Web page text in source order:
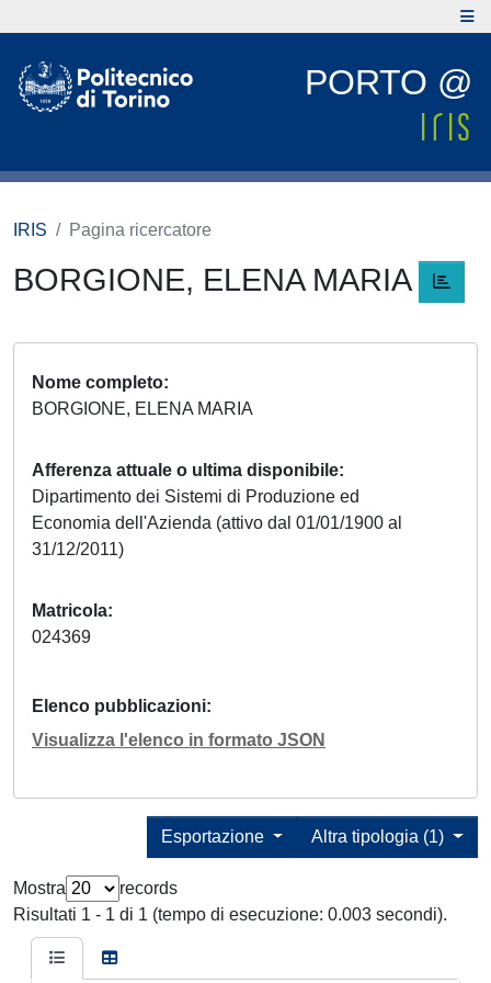
PORTO @
IRIS Pagina ricercatore
BORGIONE, ELENA MARIA
Nome completo
BORGIONE, ELENA MARIA
Afferenza attuale o ultima disponibile
Dipartimento dei Sistemi di Produzione ed
Economia dell'Azienda (attivo dal 01/01/1900 al
31/12/2011)
Matricola
024369
Elenco pubblicazioni
Visualizza l'elenco in formato JSON
Altra tipologia (1)
Esportazione
Mostra
records
Risultati 1 - 1 di 1 (tempo di esecuzione: 0.003 secondi).